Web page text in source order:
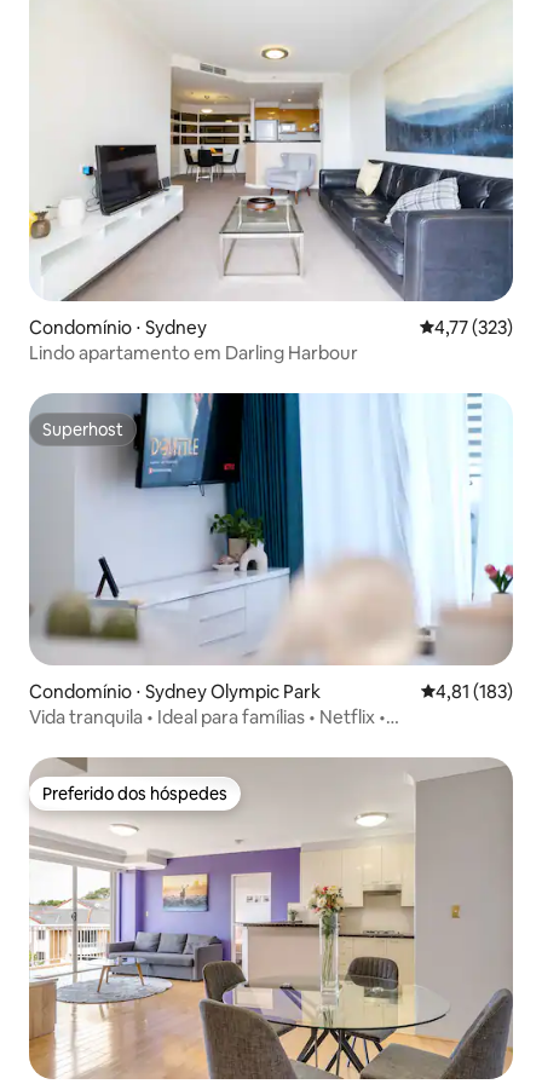
Condomínio ⋅ Sydney 4,77 de uma
4,77 (323)
Lindo apartamento em Darling Harbour
Superhost
Superhost
Condomínio ⋅ Sydney Olympic Park 4,81 de uma
4,81 (183)
Vida tranquila • Ideal para famílias • Netflix •
Preferido dos hóspedes
Preferido dos hóspedes